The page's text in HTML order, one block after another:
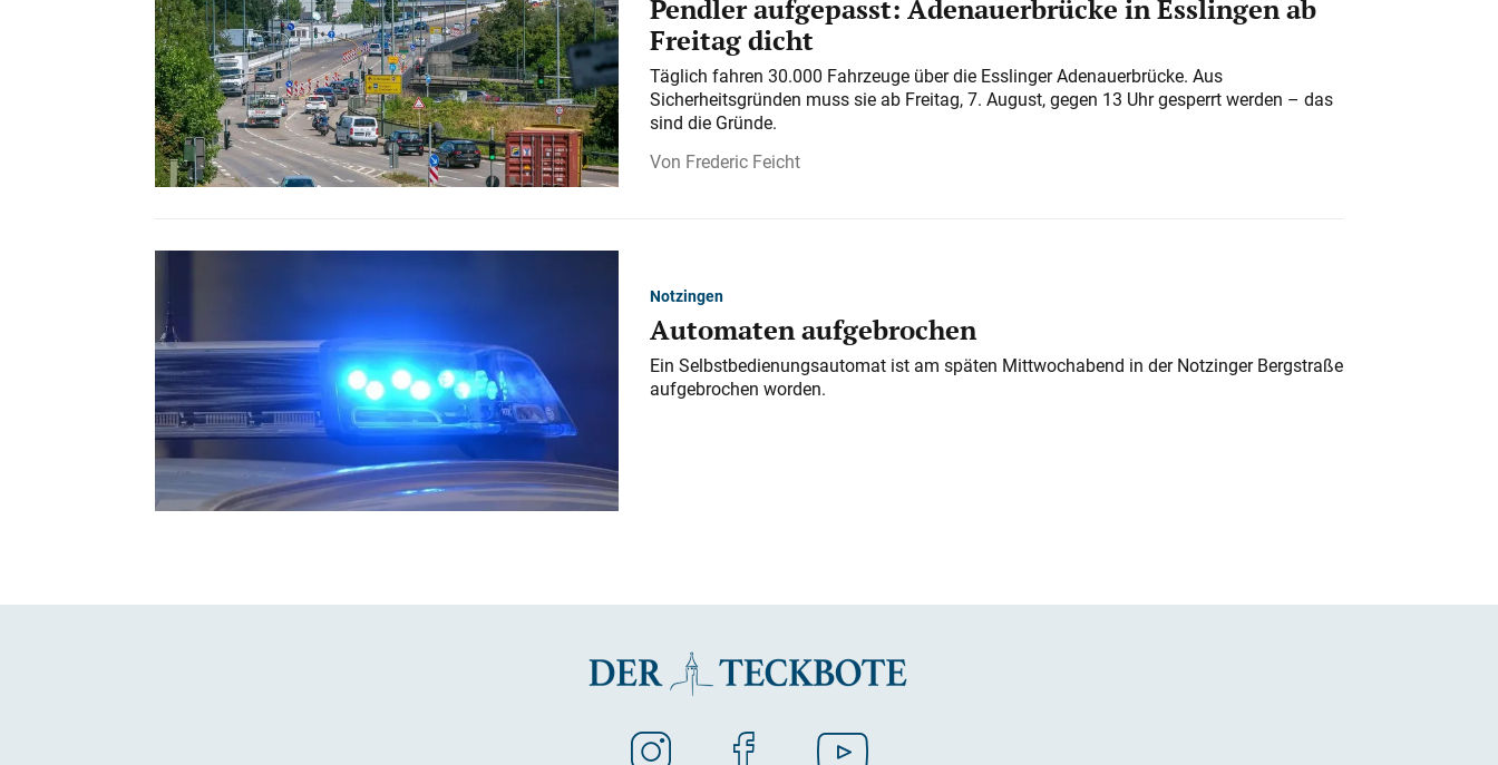
Pendler aufgepasst: Adenauerbrücke in Esslingen ab
Freitag dicht
Täglich fahren 30.000 Fahrzeuge über die Esslinger Adenauerbrücke. Aus
Sicherheitsgründen muss sie ab Freitag, 7. August, gegen 13 Uhr gesperrt werden – das
sind die Gründe.
Frederic Feicht
Notzingen
Automaten aufgebrochen
Ein Selbstbedienungsautomat ist am späten Mittwochabend in der Notzinger Bergstraße
aufgebrochen worden.